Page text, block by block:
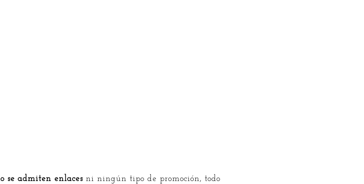
se admiten enlaces ni ningún tipo de promoción, todo